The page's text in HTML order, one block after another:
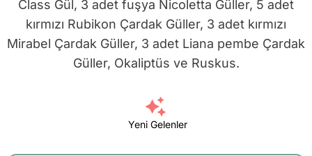
Class Gül, 3 adet fuşya Nicoletta Güller, 5 adet
kırmızı Rubikon Çardak Güller, 3 adet kırmızı
Mirabel Çardak Güller, 3 adet Liana pembe Çardak
Güller, Okaliptüs ve Ruskus.
Yeni Gelenler